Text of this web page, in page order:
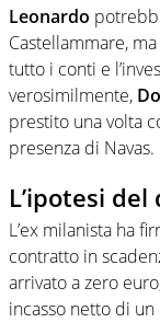
Leonardo
Castellammare,
tutto i conti e
verosimilmente,
prestito una volta
presenza di Navas.
L’ipotesi
L’ex milanista ha
contratto in
arrivato a zero
incasso netto di